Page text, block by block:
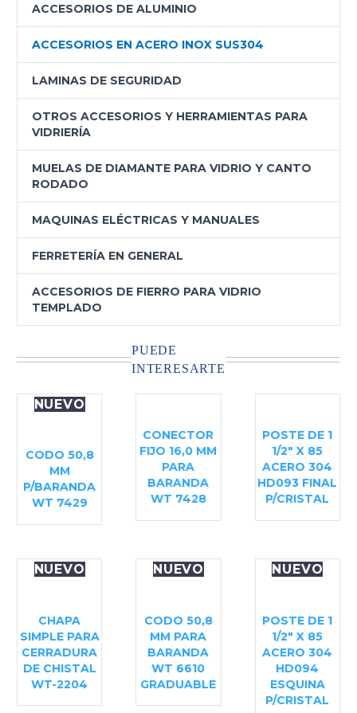
ACCESORIOS DE ALUMINIO
ACCESORIOS EN ACERO INOX SUS304
LAMINAS DE SEGURIDAD
OTROS ACCESORIOS Y HERRAMIENTAS PARA
VIDRIERÍA
MUELAS DE DIAMANTE PARA VIDRIO Y CANTO
RODADO
MAQUINAS ELÉCTRICAS Y MANUALES
FERRETERÍA EN GENERAL
ACCESORIOS DE FIERRO PARA VIDRIO
TEMPLADO
PUEDE
INTERESARTE
NUEVO
CODO 50,8
MM
P/BARANDA
WT 7429
CONECTOR
FIJO 16,0 MM
PARA
BARANDA
WT 7428
POSTE DE 1
1/2″ X 85
ACERO 304
HD093 FINAL
P/CRISTAL
NUEVO
CHAPA
SIMPLE PARA
CERRADURA
DE CHISTAL
WT-2204
NUEVO
CODO 50,8
MM PARA
BARANDA
WT 6610
GRADUABLE
NUEVO
POSTE DE 1
1/2″ X 85
ACERO 304
HD094
ESQUINA
P/CRISTAL